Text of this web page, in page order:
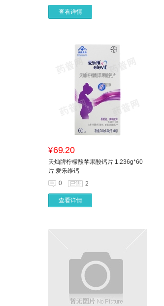
查看详情
¥69.20
天灿牌柠檬酸苹果酸钙片 1.236g*60
片 爱乐维钙
0
2
查看详情